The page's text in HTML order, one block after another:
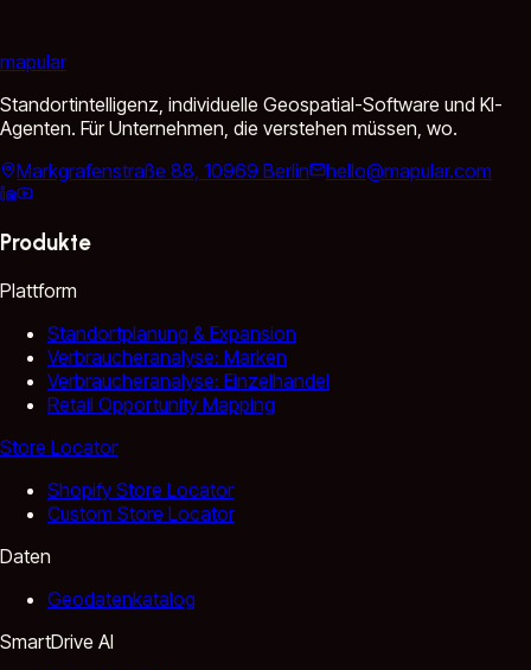
mapular
Standortintelligenz, individuelle Geospatial-Software und KI-
Agenten. Für Unternehmen, die verstehen müssen, wo.
Markgrafenstraße 88, 10969 Berlin
hello@mapular.com
Produkte
Plattform
Standortplanung & Expansion
Verbraucheranalyse: Marken
Verbraucheranalyse: Einzelhandel
Retail Opportunity Mapping
Store Locator
Shopify Store Locator
Custom Store Locator
Daten
Geodatenkatalog
SmartDrive AI